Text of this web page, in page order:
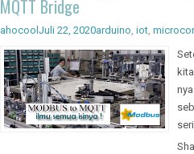
Cara Mudah Belajar MODBUS
MQTT Bridge
ahocoolJuli 22, 2020arduino,iot,